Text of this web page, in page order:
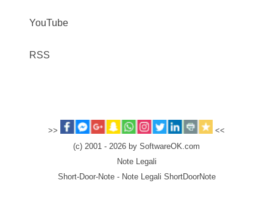
YouTube
RSS
>>
<<
(c) 2001 - 2026 by SoftwareOK.com
Note Legali
Short-Door-Note - Note Legali ShortDoorNote